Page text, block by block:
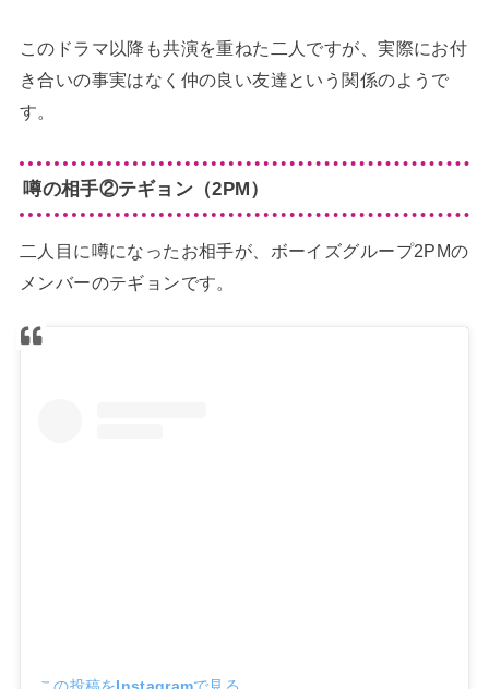
このドラマ以降も共演を重ねた二人ですが、実際にお付
き合いの事実はなく仲の良い友達という関係のようで
す。
噂の相手②テギョン（2PM）
二人目に噂になったお相手が、ボーイズグループ2PMの
メンバーのテギョンです。
この投稿をInstagramで見る